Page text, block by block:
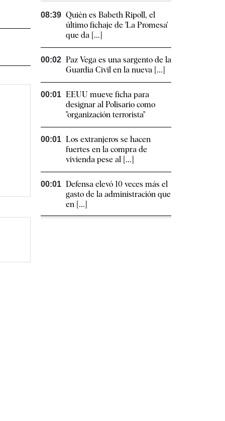
08:39 Quién es Babeth Ripoll, el
último fichaje de 'La Promesa'
que da [...]
00:02 Paz Vega es una sargento de la
Guardia Civil en la nueva [...]
00:01 EEUU mueve ficha para
designar al Polisario como
"organización terrorista"
00:01 Los extranjeros se hacen
fuertes en la compra de
vivienda pese al [...]
00:01 Defensa elevó 10 veces más el
gasto de la administración que
en [...]